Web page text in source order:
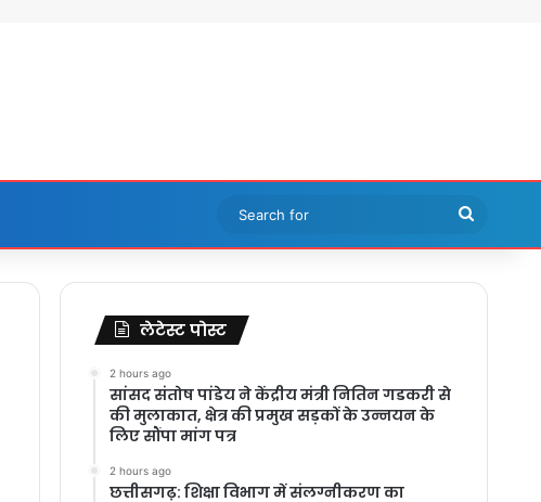
Search
for
लेटेस्ट पोस्ट
2 hours ago
सांसद संतोष पांडेय ने केंद्रीय मंत्री नितिन गडकरी से
की मुलाकात, क्षेत्र की प्रमुख सड़कों के उन्नयन के
लिए सौंपा मांग पत्र
2 hours ago
छत्तीसगढ़: शिक्षा विभाग में संलग्नीकरण का